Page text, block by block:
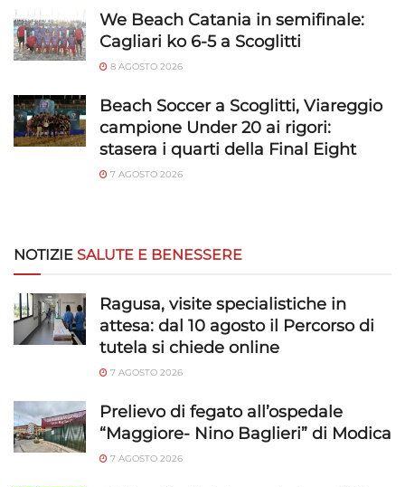
We Beach Catania in semifinale:
Cagliari ko 6-5 a Scoglitti
8 AGOSTO 2026
Beach Soccer a Scoglitti, Viareggio
campione Under 20 ai rigori:
stasera i quarti della Final Eight
7 AGOSTO 2026
NOTIZIE SALUTE E BENESSERE
Ragusa, visite specialistiche in
attesa: dal 10 agosto il Percorso di
tutela si chiede online
7 AGOSTO 2026
Prelievo di fegato all’ospedale
“Maggiore- Nino Baglieri” di Modica
7 AGOSTO 2026